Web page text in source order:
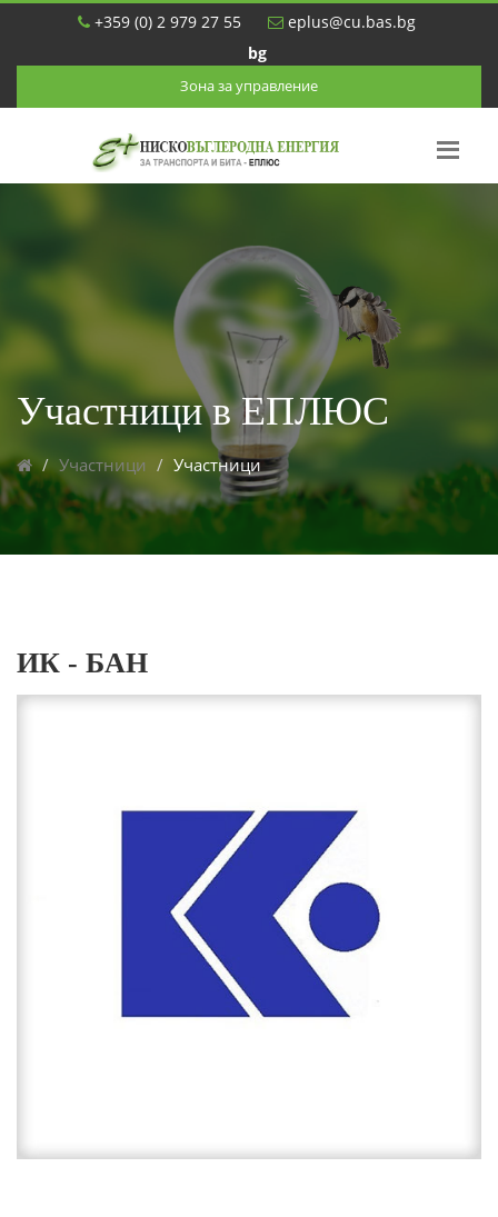
+359 (0) 2 979 27 55
eplus@cu.bas.bg
bg
Зона за управление
Участници в ЕПЛЮС
Участници Участници
ИК - БАН